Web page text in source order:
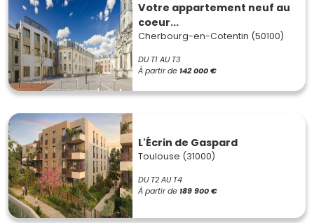
Votre appartement neuf au
coeur...
Cherbourg-en-Cotentin (50100)
DU T1 AU T3
À partir de 142 000 €
L'Écrin de Gaspard
Toulouse (31000)
DU T2 AU T4
À partir de 189 900 €